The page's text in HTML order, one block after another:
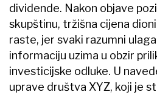
dividende. Nakon objave
skupštinu, tržišna cijena
raste, jer svaki razumni
informaciju uzima u obzir
investicijske odluke. U
uprave društva XYZ, koji je